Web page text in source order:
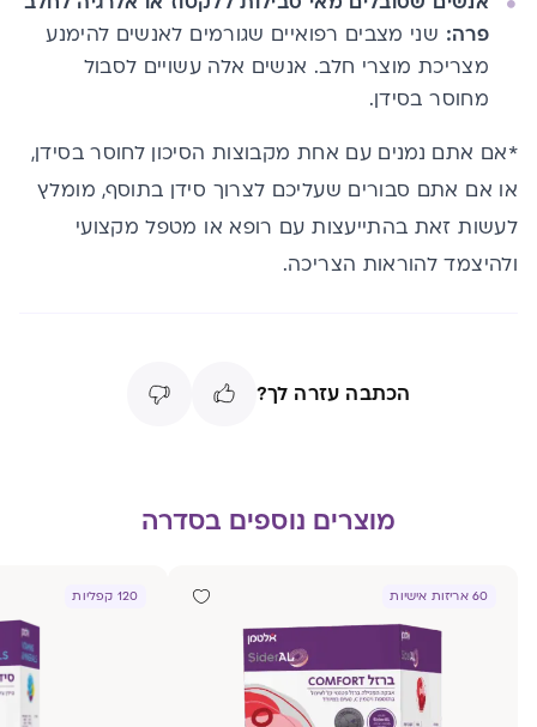
פרה: שני מצבים רפואיים שגורמים לאנשים להימנע
מצריכת מוצרי חלב. אנשים אלה עשויים לסבול
מחוסר בסידן.
*אם אתם נמנים עם אחת מקבוצות הסיכון לחוסר בסידן,
או אם אתם סבורים שעליכם לצרוך סידן בתוסף, מומלץ
לעשות זאת בהתייעצות עם רופא או מטפל מקצועי
ולהיצמד להוראות הצריכה.
הכתבה עזרה לך?
מוצרים נוספים בסדרה
60 אריזות אישיות 120 קפליות